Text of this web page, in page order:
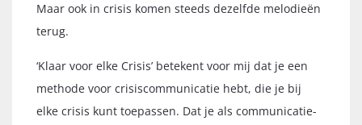
Maar ook in crisis komen steeds dezelfde melodieën
terug.
‘Klaar voor elke Crisis’ betekent voor mij dat je een
methode voor crisiscommunicatie hebt, die je bij
elke crisis kunt toepassen. Dat je als communicatie-